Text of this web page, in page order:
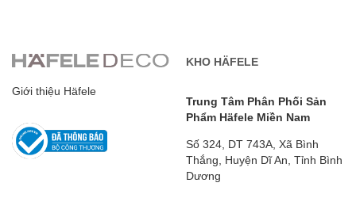
Giới thiệu Häfele
KHO HÄFELE
Trung Tâm Phân Phối Sản
Phẩm Häfele Miền Nam
Số 324, DT 743A, Xã Bình
Thắng, Huyện Dĩ An, Tỉnh Bình
Dương